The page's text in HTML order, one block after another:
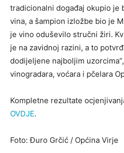
tradicionalni događaj okupio je
vina, a šampion izložbe bio je
je vino oduševilo stručni žiri.
je na zavidnoj razini, a to
dodijeljene najboljim uzorcima”,
vinogradara, voćara i pčelara
Kompletne rezultate
OVDJE.
Foto: Đuro Grčić / Općina Virje